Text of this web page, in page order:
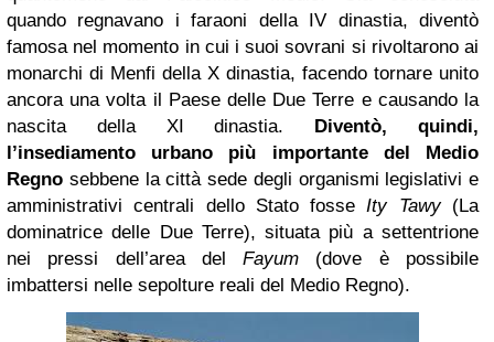
quando regnavano i faraoni della IV dinastia, diventò
famosa nel momento in cui i suoi sovrani si rivoltarono ai
monarchi di Menfi della X dinastia, facendo tornare unito
ancora una volta il Paese delle Due Terre e causando la
nascita della XI dinastia. Diventò, quindi,
l’insediamento urbano più importante del Medio
Regno sebbene la città sede degli organismi legislativi e
amministrativi centrali dello Stato fosseIty Tawy(La
dominatrice delle Due Terre), situata più a settentrione
nei pressi dell’area delFayum (dove è possibile
imbattersi nelle sepolture reali del Medio Regno).